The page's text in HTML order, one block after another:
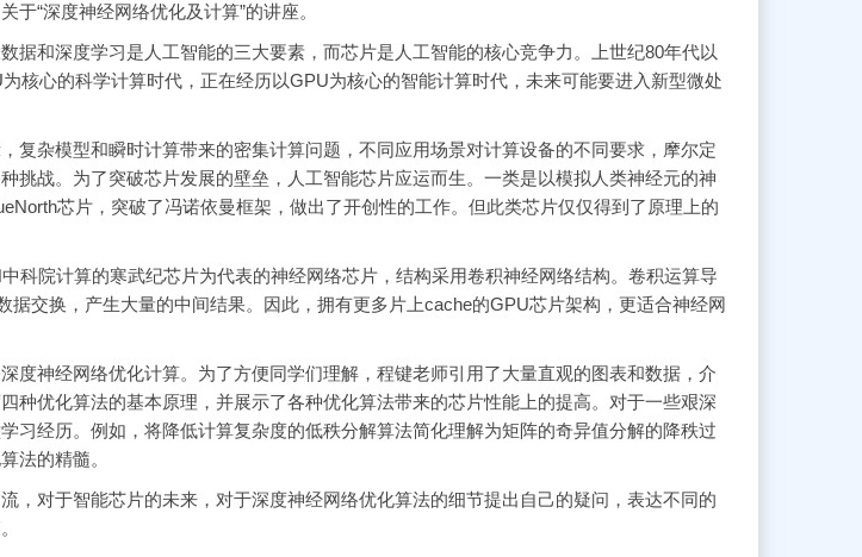
于“深度神经网络优化及计算”的讲座。
和深度学习是人工智能的三大要素，而芯片是人工智能的核心竞争力。上世纪80年代以
核心的科学计算时代，正在经历以GPU为核心的智能计算时代，未来可能要进入新型微处
杂模型和瞬时计算带来的密集计算问题，不同应用场景对计算设备的不同要求，摩尔定
挑战。为了突破芯片发展的壁垒，人工智能芯片应运而生。一类是以模拟人类神经元的神
芯片，突破了冯诺依曼框架，做出了开创性的工作。但此类芯片仅仅得到了原理上的
院计算的寒武纪芯片为代表的神经网络芯片，结构采用卷积神经网络结构。卷积运算导
据交换，产生大量的中间结果。因此，拥有更多片上cache的GPU芯片架构，更适合神经网
神经网络优化计算。为了方便同学们理解，程键老师引用了大量直观的图表和数据，介
种优化算法的基本原理，并展示了各种优化算法带来的芯片性能上的提高。对于一些艰深
习经历。例如，将降低计算复杂度的低秩分解算法简化理解为矩阵的奇异值分解的降秩过
法的精髓。
对于智能芯片的未来，对于深度神经网络优化算法的细节提出自己的疑问，表达不同的